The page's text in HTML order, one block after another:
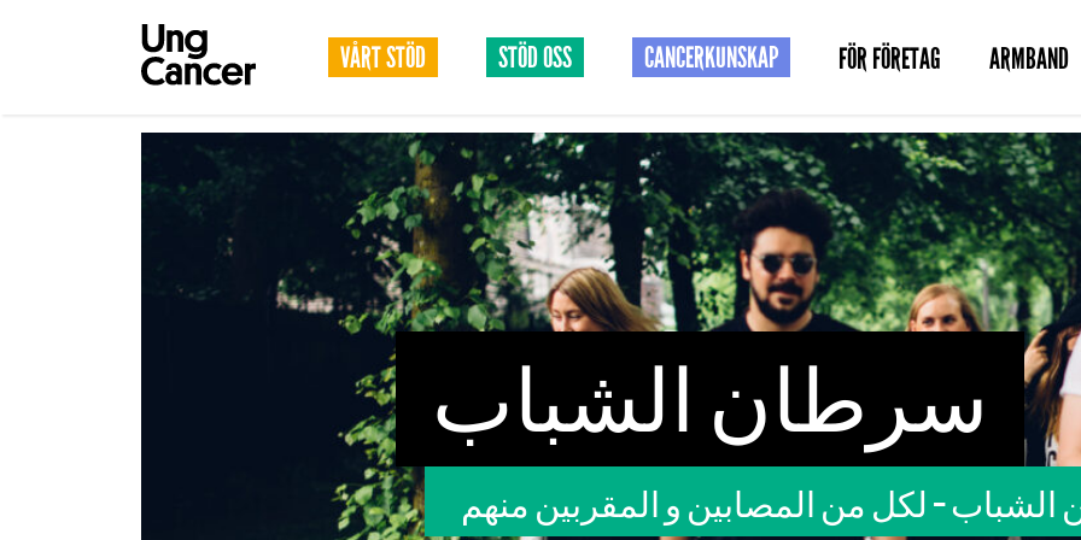
VÅRT STÖD STÖD OSS CANCERKUNSKAP FÖR FÖRETAG ARMBAND
سرطان الشباب
– لكل من المصابين و المقربين منهم